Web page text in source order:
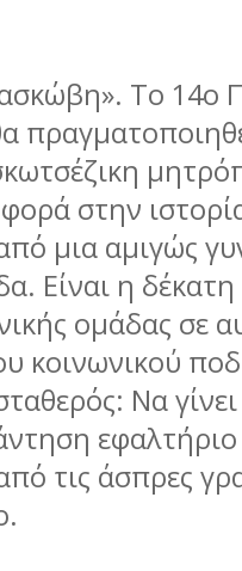
Το 14ο
στην
μια αμιγώς
Είναι η
ομάδας σε
κοινωνικού
Να
εφαλτήριο
τις άσπρες